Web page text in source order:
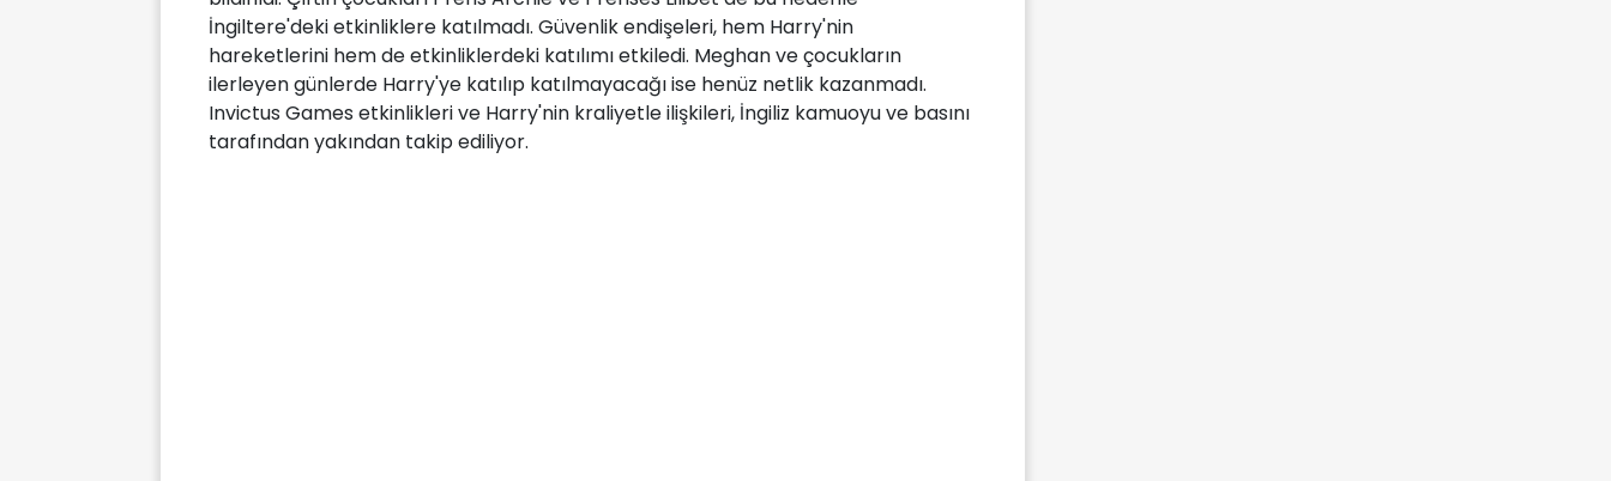
İngiltere'deki etkinliklere katılmadı. Güvenlik endişeleri, hem Harry'nin
hareketlerini hem de etkinliklerdeki katılımı etkiledi. Meghan ve çocukların
ilerleyen günlerde Harry'ye katılıp katılmayacağı ise henüz netlik kazanmadı.
Invictus Games etkinlikleri ve Harry'nin kraliyetle ilişkileri, İngiliz kamuoyu ve basını
tarafından yakından takip ediliyor.